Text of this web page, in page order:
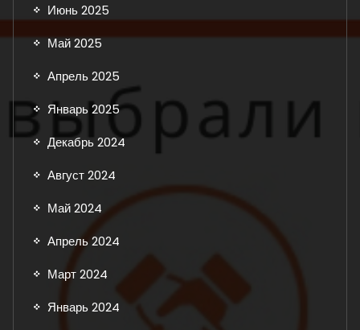
Июнь 2025
Май 2025
Апрель 2025
Январь 2025
Декабрь 2024
Август 2024
Май 2024
Апрель 2024
Март 2024
Январь 2024